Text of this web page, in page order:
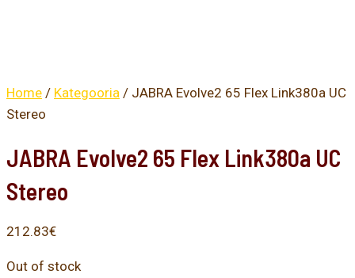
Home / Kategooria / JABRA Evolve2 65 Flex Link380a UC
Stereo
JABRA Evolve2 65 Flex Link380a UC
Stereo
212.83€
Out of stock